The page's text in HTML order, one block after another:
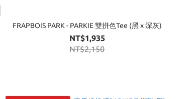
FRAPBOIS PARK - PARKIE 雙拼色Tee (黑 x 深灰)
NT$1,935
NT$2,150